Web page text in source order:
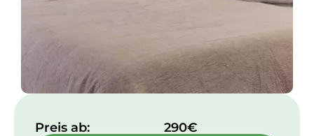
Preis ab:​
290€